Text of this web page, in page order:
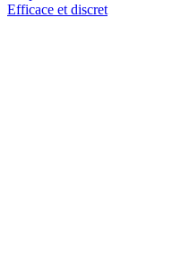
Efficace et discret